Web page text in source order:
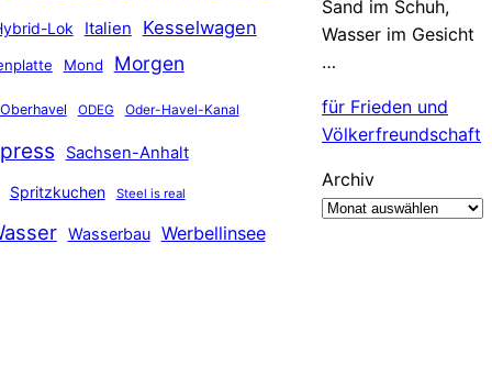
Lok Italien Kesselwagen
Mond Morgen
Oberhavel ODEG Oder-Havel-Kanal
Sachsen-Anhalt
Spritzkuchen Steel is real
Wasserbau Werbellinsee
Sand im Schuh,
Wasser im Gesicht
…
für Frieden und
Völkerfreundschaft
Archiv